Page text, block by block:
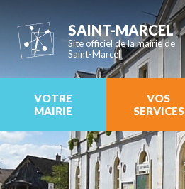
SAINT-MARCEL
Site officiel de la mairie de
Saint-Marcel
VOTRE
MAIRIE
VOS
SERVICES